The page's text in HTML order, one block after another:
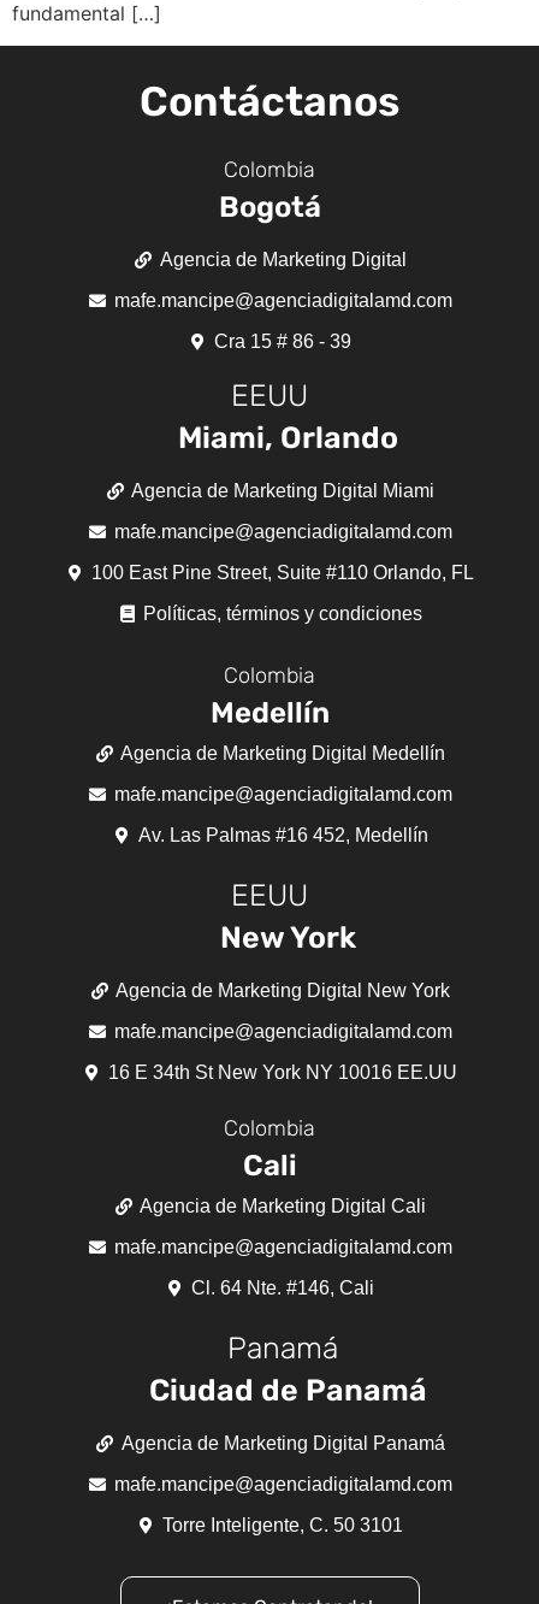
fundamental […]
Contáctanos
Colombia
Bogotá
Agencia de Marketing Digital
mafe.mancipe@agenciadigitalamd.com
Cra 15 # 86 - 39
EEUU
Miami, Orlando
Agencia de Marketing Digital Miami
mafe.mancipe@agenciadigitalamd.com
100 East Pine Street, Suite #110 Orlando, FL
Políticas, términos y condiciones
Colombia
Medellín
Agencia de Marketing Digital Medellín
mafe.mancipe@agenciadigitalamd.com
Av. Las Palmas #16 452, Medellín
EEUU
New York
Agencia de Marketing Digital New York
mafe.mancipe@agenciadigitalamd.com
16 E 34th St New York NY 10016 EE.UU
Colombia
Cali
Agencia de Marketing Digital Cali
mafe.mancipe@agenciadigitalamd.com
Cl. 64 Nte. #146, Cali
Panamá
Ciudad de Panamá
Agencia de Marketing Digital Panamá
mafe.mancipe@agenciadigitalamd.com
Torre Inteligente, C. 50 3101